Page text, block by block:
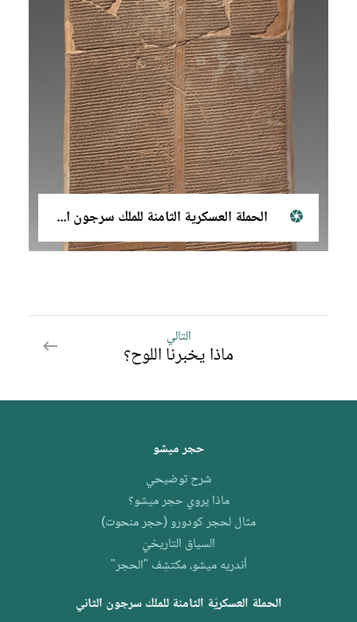
الحملة العسكرية الثامنة للملك سرجون الثاني
التالي
ماذا
التالي
ماذا يخبرنا اللوح؟
حجر ميشو
شرح توضيحي
ماذا يروي حجر ميشو؟
مثال لحجر كودورو (حجر منحوت)
السياق التاريخيّ
أندريه ميشو، مكتشِف "الحجر"
الحملة العسكريّة الثامنة للملك سرجون الثاني